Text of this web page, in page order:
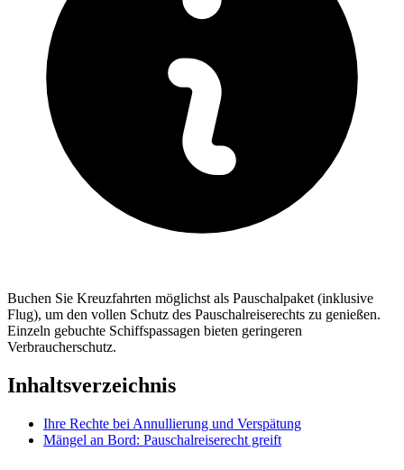
Buchen Sie Kreuzfahrten möglichst als Pauschalpaket (inklusive
Flug), um den vollen Schutz des Pauschalreiserechts zu genießen.
Einzeln gebuchte Schiffspassagen bieten geringeren
Verbraucherschutz.
Inhaltsverzeichnis
Ihre Rechte bei Annullierung und Verspätung
Mängel an Bord: Pauschalreiserecht greift